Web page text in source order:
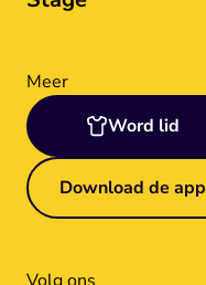
Meer
Word lid
Download de app